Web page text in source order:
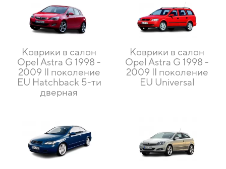
Коврики в салон
Opel Astra G 1998 -
2009 II поколение
EU Hatchback 5-ти
дверная
Коврики в салон
Opel Astra G 1998 -
2009 II поколение
EU Universal